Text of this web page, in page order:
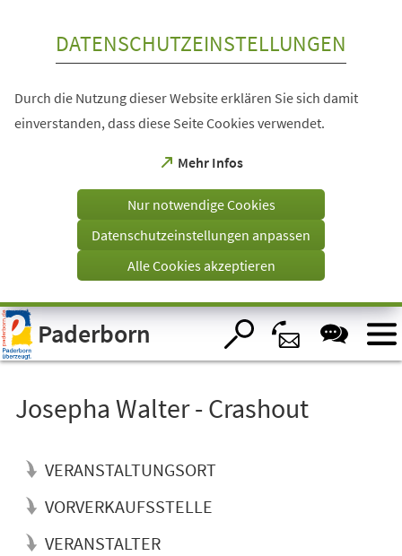
Visuelle
Assistenzsoftware
öffnen.
DATENSCHUTZEINSTELLUNGEN
Durch die Nutzung dieser Website erklären Sie sich damit
einverstanden, dass diese Seite Cookies verwendet.
Mehr Infos
(Öffnet
einem
Tab)
Nur notwendige Cookies
Datenschutzeinstellungen anpassen
Alle Cookies akzeptieren
Paderborn
Josepha Walter - Crashout
VERANSTALTUNGSORT
VORVERKAUFSSTELLE
VERANSTALTER